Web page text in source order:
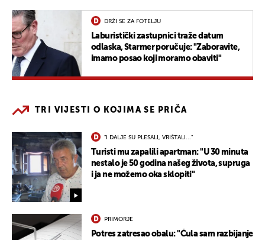
DRŽI SE ZA FOTELJU
Laburistički zastupnici traže datum
odlaska, Starmer poručuje: "Zaboravite,
imamo posao koji moramo obaviti"
TRI VIJESTI O KOJIMA SE PRIČA
"I DALJE SU PLESALI, VRIŠTALI..."
Turisti mu zapalili apartman: "U 30 minuta
nestalo je 50 godina našeg života, supruga
i ja ne možemo oka sklopiti"
PRIMORJE
Potres zatresao obalu: "Čula sam razbijanje